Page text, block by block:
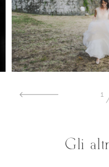
1
Gli